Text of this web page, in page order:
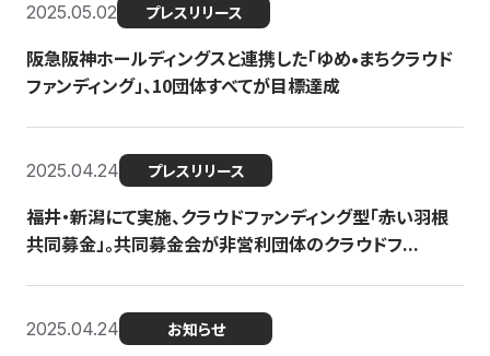
2025.05.02 プレスリリース
阪急阪神ホールディングスと連携した「ゆめ•まちクラウド
ファンディング」、10団体すべてが目標達成
2025.04.24 プレスリリース
福井・新潟にて実施、クラウドファンディング型「赤い羽根
共同募金」。共同募金会が非営利団体のクラウドフ...
2025.04.24 お知らせ